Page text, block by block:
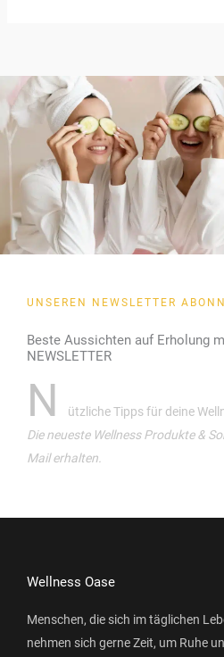
UNSEREN NEWSLETTER
Beste Aussichten auf Erholung
NEWSLETTER
N
ützliche Tipps für deine
Die neueste Wellness Produkte &
Mail erhalten.
Wellness Oase
Menschen, die sich im täglichen
nehmen sich gerne Zeit, um Ruhe